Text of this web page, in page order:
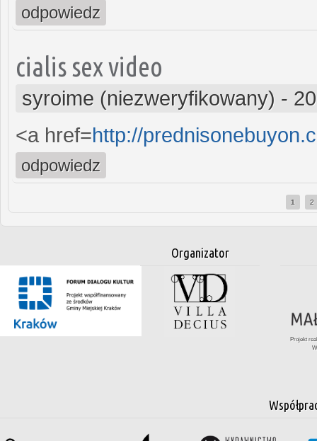
odpowiedz
cialis sex video
syroime (niezweryfikowany) -
<a href=http://
odpowiedz
1 2
Organizator
Projekt